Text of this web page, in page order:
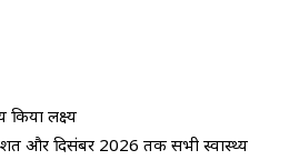
किया लक्ष्य
और दिसंबर 2026 तक सभी स्वास्थ्य